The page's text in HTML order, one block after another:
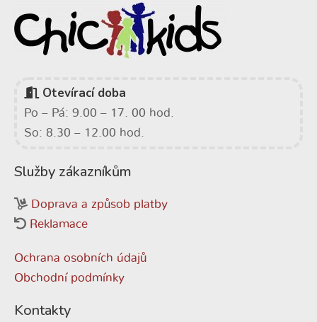
Otevírací doba
Po – Pá: 9.00 – 17. 00 hod.
So: 8.30 – 12.00 hod.
Služby zákazníkům
Doprava a způsob platby
Reklamace
Ochrana osobních údajů
Obchodní podmínky
Kontakty